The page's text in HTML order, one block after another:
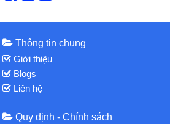
Thông tin chung
Giới thiệu
Blogs
Liên hệ
Quy định - Chính sách